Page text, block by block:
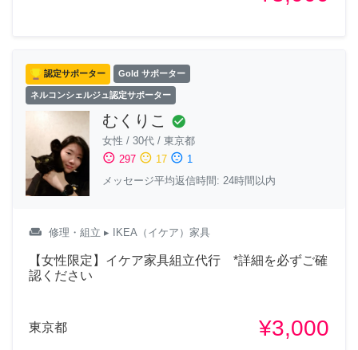
認定サポーター Gold サポーター
ネルコンシェルジュ認定サポーター
むくりこ check_circle
女性 / 30代 / 東京都
sentiment_satisfied 297 sentiment_neutral 17 sentiment_dissatisfied 1
メッセージ平均返信時間: 24時間以内
weekend 修理・組立 ▸ IKEA（イケア）家具
【女性限定】イケア家具組立代行 *詳細を必ずご確
認ください
東京都 ¥3,000